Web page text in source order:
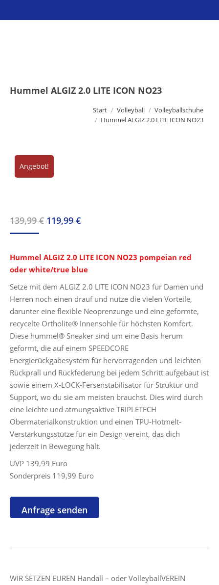
Hummel ALGIZ 2.0 LITE ICON NO23
Start Volleyball
Volleyballschuhe
Hummel ALGIZ 2.0 LITE ICON NO23
Angebot!
139,99€ Ursprünglicher
139,99 €
119,99 €Aktueller
119,99 €.
Hummel ALGIZ 2.0 LITE ICON NO23 pompeian red
oder white/true blue
Setze mit dem ALGIZ 2.0 LITE ICON NO23 für Damen und
Herren noch einen drauf und nutze die vielen Vorteile,
darunter eine flexible Neoprenzunge und eine geformte,
recycelte Ortholite® Innensohle für höchsten Komfort.
Diese hummel® Sneaker sind um eine Basis herum
geformt, die auf einem SPEEDCORE
Energierückgabesystem für hervorragenden und leichten
Rückprall und Rückfederung bei jedem Schritt aufgebaut ist
sowie einem X-LOCK-Fersenstabilisator für Struktur und
Support, wo du sie am meisten brauchst. Dies wird durch
eine leichte und atmungsaktive TRIPLETECH
Obermaterialkonstruktion und einen TPU-Hotmelt-
Verstärkungsstütze für ein Design vereint, das dich
jederzeit in Bewegung hält.
UVP 139,99 Euro
Sonderpreis 119,99 Euro
WIR SETZEN EUREN Handall – oder VolleyballVEREIN